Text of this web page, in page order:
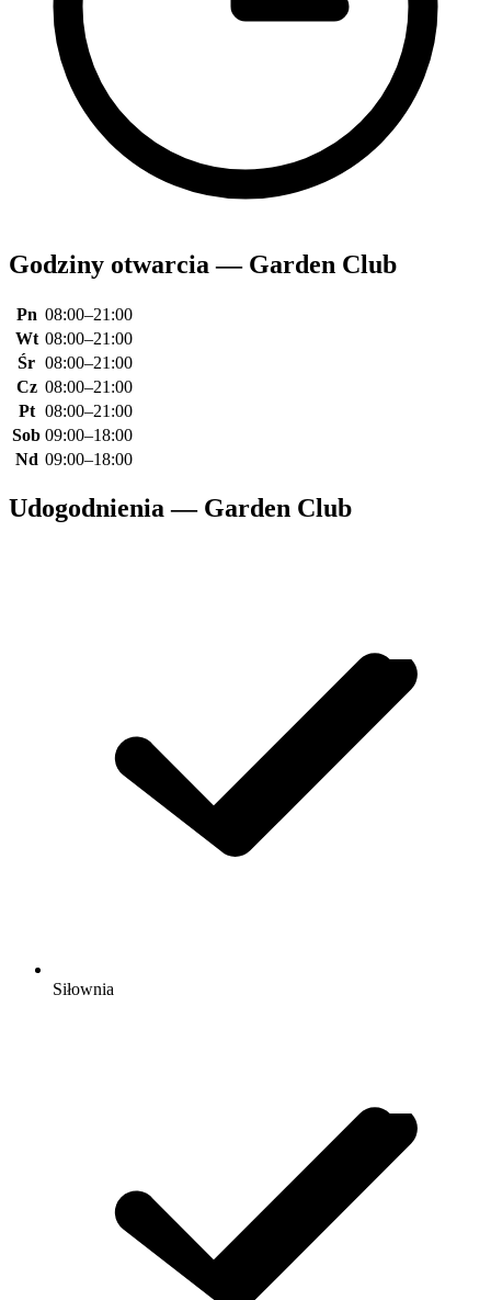
Godziny otwarcia — Garden Club
Pn 08:00–21:00
Wt 08:00–21:00
Śr 08:00–21:00
Cz 08:00–21:00
Pt 08:00–21:00
Sob 09:00–18:00
Nd 09:00–18:00
Udogodnienia — Garden Club
Siłownia